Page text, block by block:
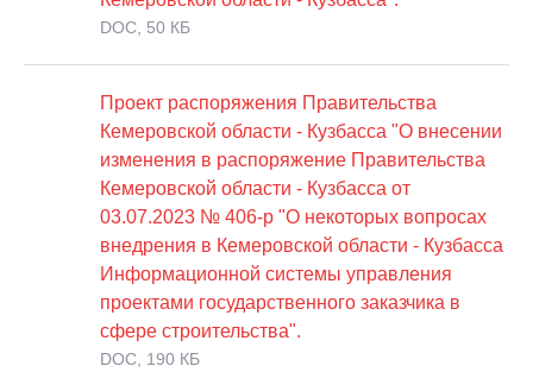
DOC, 50 КБ
Проект распоряжения Правительства
Кемеровской области - Кузбасса "О внесении
изменения в распоряжение Правительства
Кемеровской области - Кузбасса от
03.07.2023 № 406-р "О некоторых вопросах
внедрения в Кемеровской области - Кузбасса
Информационной системы управления
проектами государственного заказчика в
сфере строительства".
DOC, 190 КБ